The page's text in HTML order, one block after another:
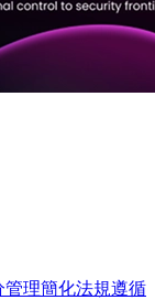
管理簡化法規遵循